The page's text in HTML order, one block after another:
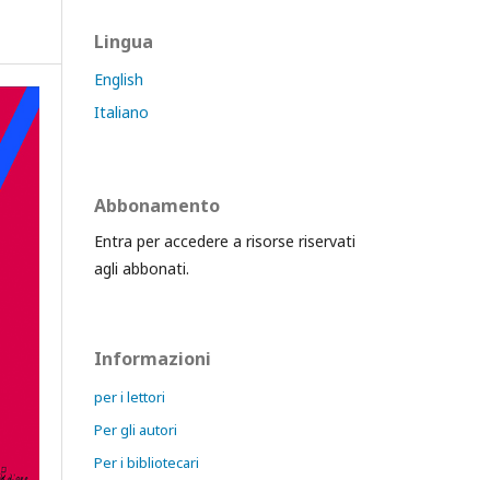
Lingua
English
Italiano
Abbonamento
Entra per accedere a risorse riservati
agli abbonati.
Informazioni
per i lettori
Per gli autori
Per i bibliotecari